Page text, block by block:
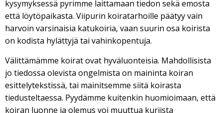
kysymyksessä pyrimme laittamaan tiedon sekä emosta
että löytöpaikasta. Viipurin koiratarhoille päätyy vain
harvoin varsinaisia katukoiria, vaan suurin osa koirista
on kodista hylättyjä tai vahinkopentuja.
Välittämämme koirat ovat hyväluonteisia. Mahdollisista
jo tiedossa olevista ongelmista on maininta koiran
esittelytekstissä, tai mainitsemme siitä koirasta
tiedusteltaessa. Pyydämme kuitenkin huomioimaan, että
koiran luonne ja olemus voi muuttua kurjista